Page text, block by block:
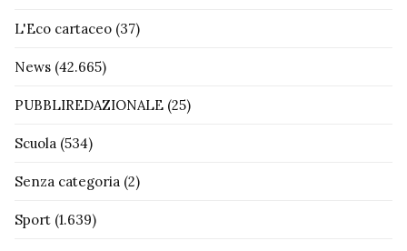
L'Eco cartaceo (37)
News (42.665)
PUBBLIREDAZIONALE (25)
Scuola (534)
Senza categoria (2)
Sport (1.639)